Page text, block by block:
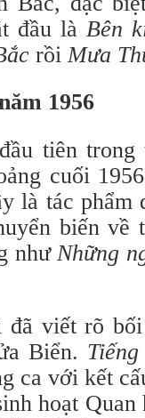
đầu là Bên
rồiMưa
1956
tiên
cuối
là tác phẩm
biến về
nhưNhững
viết rõ bối
Biển.
ca với kết
hoạt